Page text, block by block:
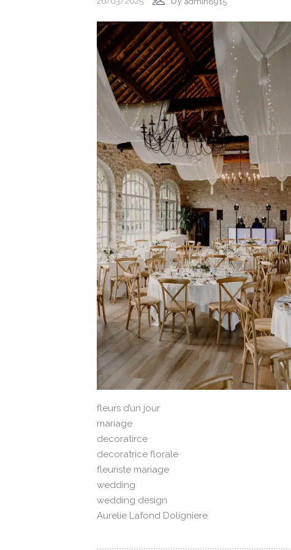
fleurs d’un jour
mariage
decoratirce
decoratrice florale
fleuriste mariage
wedding
wedding design
Aurelie Lafond Doligniere